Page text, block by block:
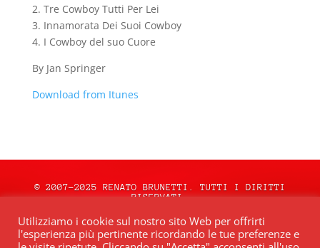
2. Tre Cowboy Tutti Per Lei
3. Innamorata Dei Suoi Cowboy
4. I Cowboy del suo Cuore
By Jan Springer
Download from Itunes
© 2007-2025 RENATO BRUNETTI. TUTTI I DIRITTI
RISERVATI.
natale.oceweb.it è ospitato da:
OCEWeb
Network| POWERED BY BRWeb.it |
PRIVACY
POLICY
Utilizziamo i cookie sul nostro sito Web per offrirti
l'esperienza più pertinente ricordando le tue preferenze e